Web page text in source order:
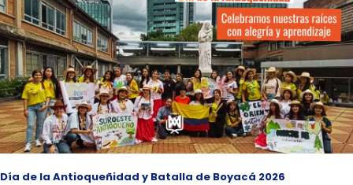
Día de la Antioqueñidad y Batalla de Boyacá 2026